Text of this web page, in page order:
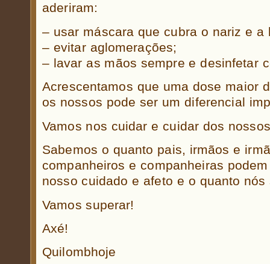
aderiram:
– usar máscara que cubra o nariz e
– evitar aglomerações;
– lavar as mãos sempre e desinfetar
Acrescentamos que uma dose maior
os nossos pode ser um diferencial
Vamos nos cuidar e cuidar dos
Sabemos o quanto pais, irmãos e
companheiros e companheiras
nosso cuidado e afeto e o quanto
Vamos superar!
Axé!
Quilombhoje